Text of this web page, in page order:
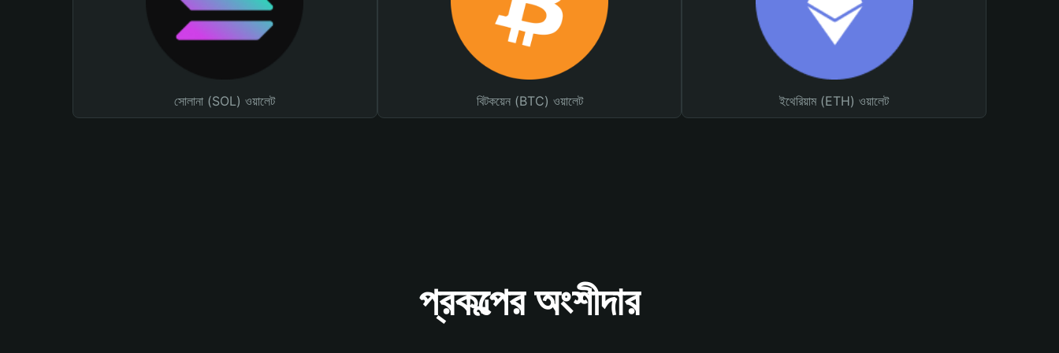
সোলানা (SOL) ওয়ালেট বিটকয়েন (BTC) ওয়ালেট ইথেরিয়াম (ETH) ওয়ালেট
প্রকল্পের অংশীদার